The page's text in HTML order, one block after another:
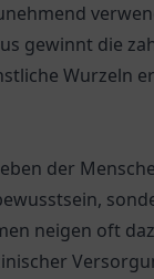
gewinnt die
Wurzeln
der
neigen oft